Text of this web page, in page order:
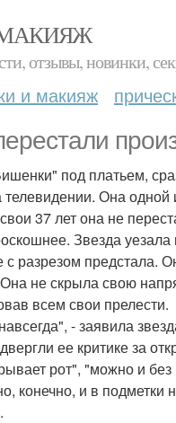
отзывы, новинки,
и макияж
под платьем,
Она
37 лет она не
Звезда
разрезом предстала.
не скрыла свою
всем свои прелести.
- заявила
ее критике за
рот", "можно и
конечно, и в